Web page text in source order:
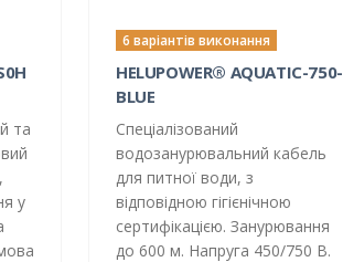
та
у
6 варіантів виконання
HELUPOWER® AQUATIC-750-
BLUE
Спеціалізований
водозанурювальний кабель
для питної води, з
відповідною гігієнічною
сертифікацією. Занурювання
до 600 м. Напруга 450/750 В.